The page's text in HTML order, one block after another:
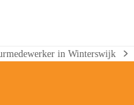
in Winterswijk